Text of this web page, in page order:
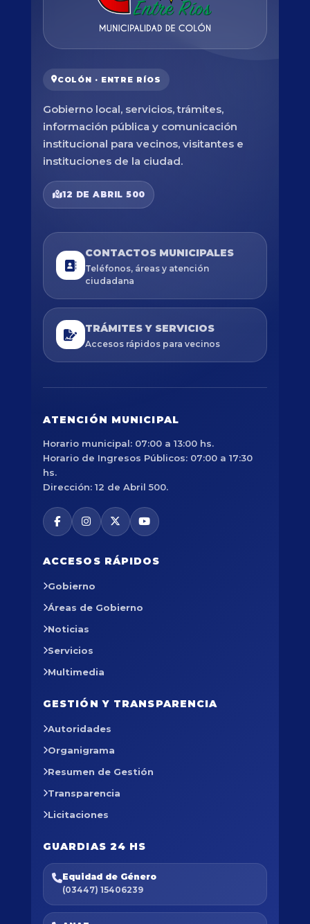
COLÓN · ENTRE RÍOS
Gobierno local, servicios, trámites,
información pública y comunicación
institucional para vecinos, visitantes e
instituciones de la ciudad.
12 DE ABRIL 500
CONTACTOS MUNICIPALES
Teléfonos, áreas y atención
ciudadana
TRÁMITES Y SERVICIOS
Accesos rápidos para vecinos
ATENCIÓN MUNICIPAL
Horario municipal: 07:00 a 13:00 hs.
Horario de Ingresos Públicos: 07:00 a 17:30
hs.
Dirección: 12 de Abril 500.
ACCESOS RÁPIDOS
Gobierno
Áreas de Gobierno
Noticias
Servicios
Multimedia
GESTIÓN Y TRANSPARENCIA
Autoridades
Organigrama
Resumen de Gestión
Transparencia
Licitaciones
GUARDIAS 24 HS
Equidad de Género
(03447) 15406239